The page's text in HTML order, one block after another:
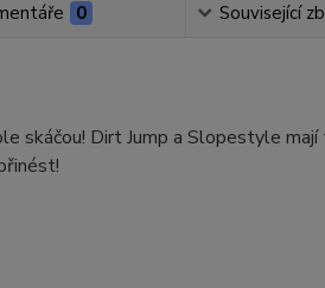
0 Související
skáčou! Dirt Jump a Slopestyle